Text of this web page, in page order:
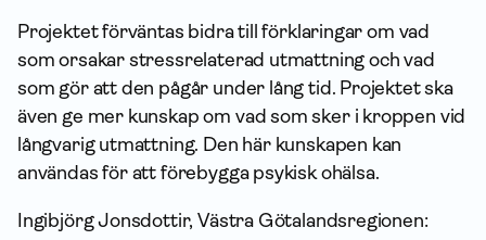
Projektet förväntas bidra till förklaringar om vad
som orsakar stressrelaterad utmattning och vad
som gör att den pågår under lång tid. Projektet ska
även ge mer kunskap om vad som sker i kroppen vid
långvarig utmattning. Den här kunskapen kan
användas för att förebygga psykisk ohälsa.
Ingibjörg Jonsdottir, Västra Götalandsregionen: